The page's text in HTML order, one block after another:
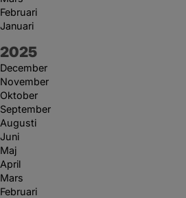
Februari
Januari
År:
2025
December
November
Oktober
September
Augusti
Juni
Maj
April
Mars
Februari